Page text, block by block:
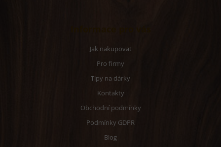
Jak nakupovat
Pro firmy
Tipy na dárky
Kontakty
Obchodní podmínky
Podmínky GDPR
Blog